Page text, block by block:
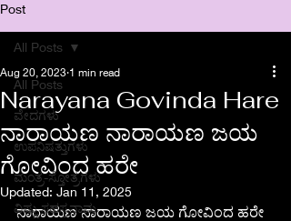
Post
All Posts
ವೇದಗಳು
ಉಪನಿಷತ್ತುಗಳು
ಮಂತ್ರ-ಸ್ತೋತ್ರಗಳು
ವಿಷ್ಣು ಸಹಸ್ರನಾಮ
All Posts
Narayana Govinda Hare
ನಾರಾಯಣ ನಾರಾಯಣ ಜಯ
ಗೋವಿಂದ ಹರೇ
Aug 20, 2023 1 min read
Updated: Jan 11, 2025
ನಾರಾಯಣ ನಾರಾಯಣ ಜಯ ಗೋವಿಂದ ಹರೇ